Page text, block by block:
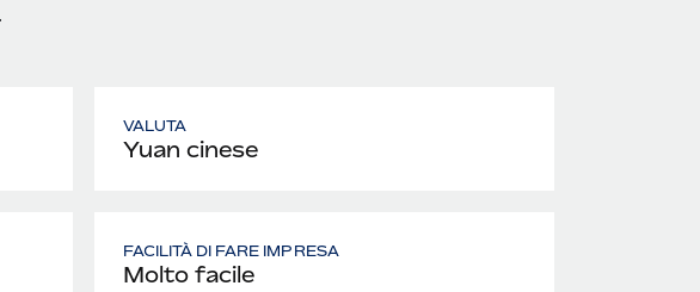
VALUTA
Yuan cinese
FACILITÀ DI FARE IMPRESA
Molto facile